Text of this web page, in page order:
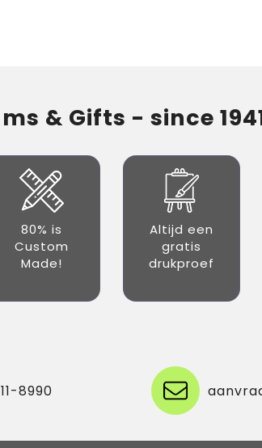
& Gifts - since
80% is
Custom
Made!
Altijd een
gratis
drukproef
8990